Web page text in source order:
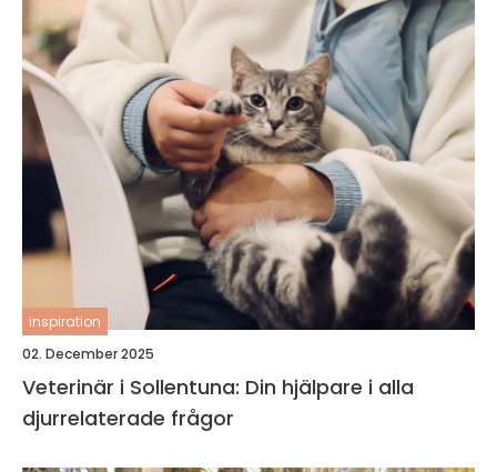
inspiration
02. December 2025
Veterinär i Sollentuna: Din hjälpare i alla
djurrelaterade frågor